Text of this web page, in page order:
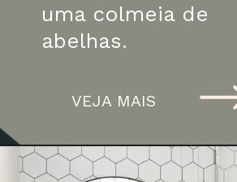
uma colmeia de
abelhas.
VEJA MAIS